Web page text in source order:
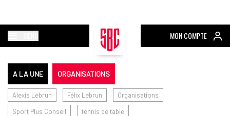
MON COMPTE
A LA UNE ORGANISATIONS
Alexis Lebrun Félix Lebrun
Organisations
Sport Plus Conseil
tennis de table